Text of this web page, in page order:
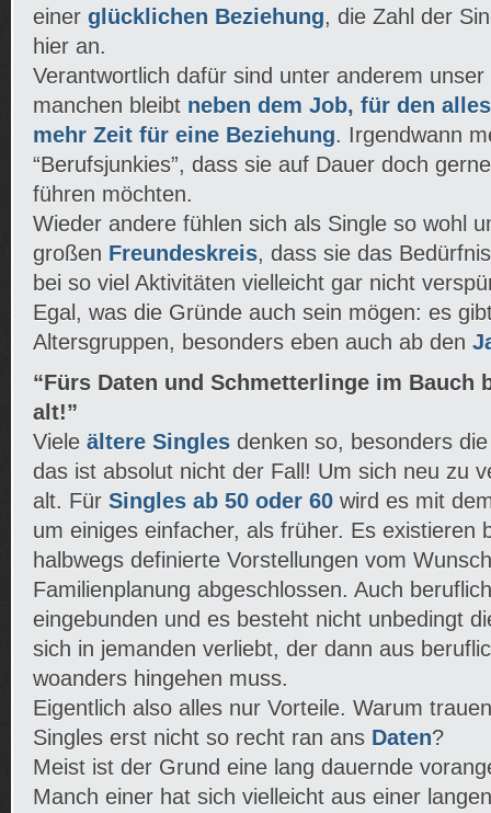
einer glücklichen Beziehung, die Zahl der
hier an.
Verantwortlich dafür sind unter anderem
manchen bleibt neben dem Job, für den
mehr Zeit für eine Beziehung. Irgendwann
“Berufsjunkies”, dass sie auf Dauer doch
führen möchten.
Wieder andere fühlen sich als Single so wohl
großen Freundeskreis, dass sie das
bei so viel Aktivitäten vielleicht gar nicht
Egal, was die Gründe auch sein mögen: es
Altersgruppen, besonders eben auch ab den
“Fürs Daten und Schmetterlinge im Bauch
alt!”
Viele ältere Singles denken so, besonders
das ist absolut nicht der Fall! Um sich neu zu
alt. Für Singles ab 50 oder 60 wird es mit
um einiges einfacher, als früher. Es existieren
halbwegs definierte Vorstellungen vom
Familienplanung abgeschlossen. Auch
eingebunden und es besteht nicht unbedingt
sich in jemanden verliebt, der dann aus
woanders hingehen muss.
Eigentlich also alles nur Vorteile. Warum
Singles erst nicht so recht ran ans Daten?
Meist ist der Grund eine lang dauernde
Manch einer hat sich vielleicht aus einer